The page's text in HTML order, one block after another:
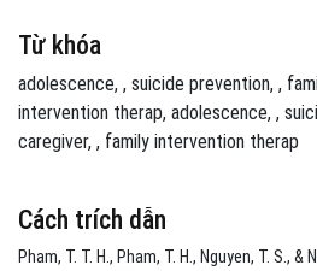
Cách trích dẫn
Pham, T. T. H., Pham, T. H., Nguyen, T. S., &
Từ khóa
adolescence , suicide prevention ,
intervention therap adolescence ,
caregiver , family intervention therap